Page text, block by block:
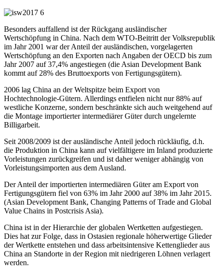
Besonders auffallend ist der Rückgang ausländischer
Wertschöpfung in China. Nach dem WTO-Beitritt der Volksrepublik
im Jahr 2001 war der Anteil der ausländischen, vorgelagerten
Wertschöpfung an den Exporten nach Angaben der OECD bis zum
Jahr 2007 auf 37,4% angestiegen (die Asian Development Bank
kommt auf 28% des Bruttoexports von Fertigungsgütern).
2006 lag China an der Weltspitze beim Export von
Hochtechnologie-Gütern. Allerdings entfielen nicht nur 88% auf
westliche Konzerne, sondern beschränkte sich auch weitgehend auf
die Montage importierter intermediärer Güter durch ungelernte
Billigarbeit.
Seit 2008/2009 ist der ausländische Anteil jedoch rückläufig, d.h.
die Produktion in China kann auf vielfältigere im Inland produzierte
Vorleistungen zurückgreifen und ist daher weniger abhängig von
Vorleistungsimporten aus dem Ausland.
Der Anteil der importierten intermediären Güter am Export von
Fertigungsgütern fiel von 63% im Jahr 2000 auf 38% im Jahr 2015.
(Asian Development Bank, Changing Patterns of Trade and Global
Value Chains in Postcrisis Asia).
China ist in der Hierarchie der globalen Wertketten aufgestiegen.
Dies hat zur Folge, dass in Ostasien regionale höherwertige Glieder
der Wertkette entstehen und dass arbeitsintensive Kettenglieder aus
China an Standorte in der Region mit niedrigeren Löhnen verlagert
werden.